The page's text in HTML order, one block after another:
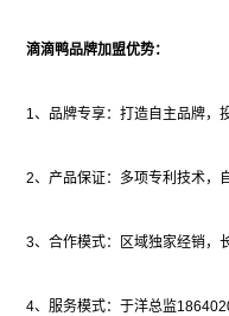
滴滴鸭品牌加盟优势：
1、品牌专享：打造自主品牌，投
2、产品保证：多项专利技术，自
3、合作模式：区域独家经销，长
4、服务模式：于洋总监